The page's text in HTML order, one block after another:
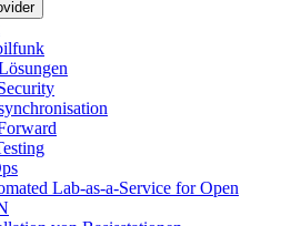
Lab-as-a-Service for Open